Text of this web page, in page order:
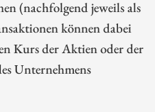
(nachfolgend jeweils als
können dabei
Kurs der Aktien oder der
Unternehmens